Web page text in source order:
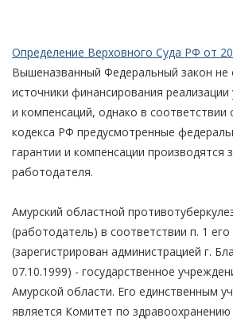
Определение Верховного Суда РФ от
Вышеназванный Федеральный закон не
источники финансирования реализации
и компенсаций, однако в соответствии
кодекса РФ предусмотренные
гарантии и компенсации производятся
работодателя.
Амурский областной
(работодатель) в соответствии п. 1 его
(зарегистрирован администрацией г.
07.10.1999) - государственное
Амурской области. Его единственным
является Комитет по